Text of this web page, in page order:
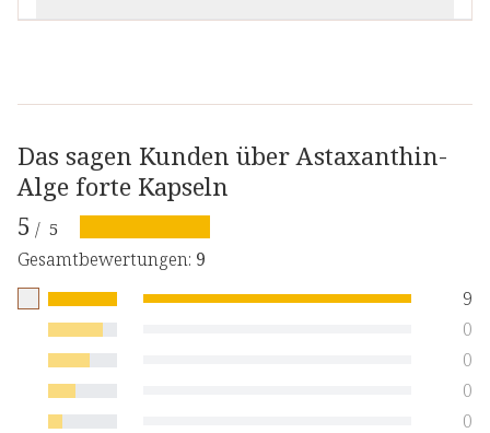
Das sagen Kunden über Astaxanthin-
Alge forte Kapseln
5 / 5
Gesamtbewertungen: 9
9
0
0
0
0